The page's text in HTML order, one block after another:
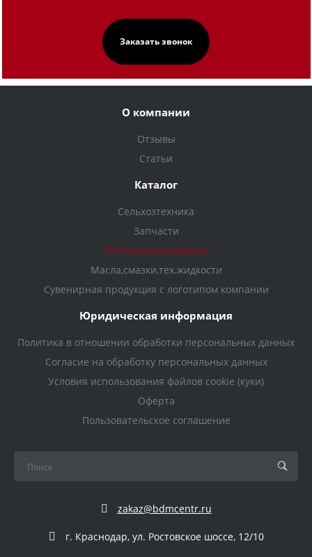
О компании
Отзывы
Статьи
Каталог
Сельхозтехника
Запчасти
РТИ (кольца,демпфер)
Масла,смазки,тех.жидкости
Сувенирная продукция с логотипом компании
Юридическая информация
Политика в отношении обработки персональных данных
Согласие на обработку персональных данных
Условия использования файлов cookie (куки)
Оферта
Пользовательское соглашение
zakaz@bdmcentr.ru
г. Краснодар, ул. Ростовское шоссе, 12/10